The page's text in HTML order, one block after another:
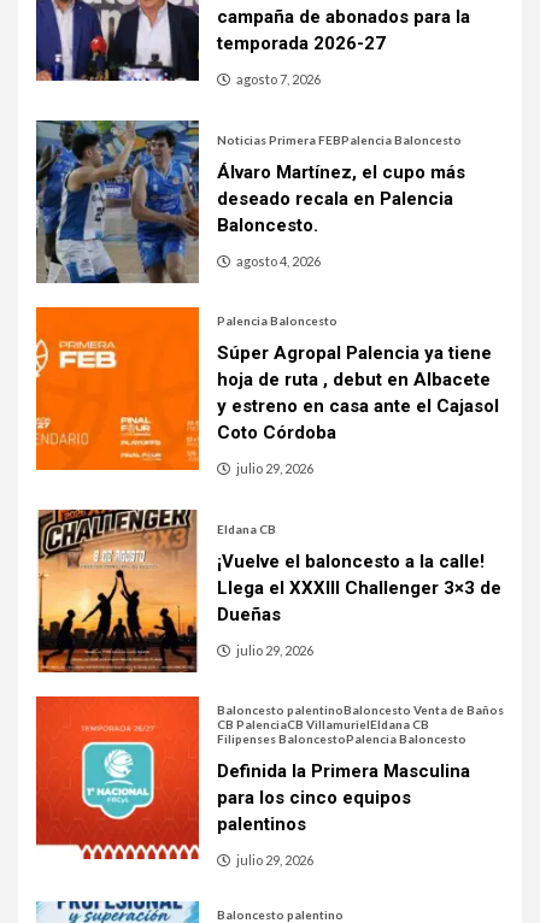
campaña de abonados para la
temporada 2026-27
agosto 7, 2026
Noticias Primera FEBPalencia Baloncesto
Álvaro Martínez, el cupo más
deseado recala en Palencia
Baloncesto.
agosto 4, 2026
Palencia Baloncesto
Súper Agropal Palencia ya tiene
hoja de ruta , debut en Albacete
y estreno en casa ante el Cajasol
Coto Córdoba
julio 29, 2026
Eldana CB
¡Vuelve el baloncesto a la calle!
Llega el XXXIII Challenger 3×3 de
Dueñas
julio 29, 2026
Baloncesto palentinoBaloncesto Venta de Baños
CB PalenciaCB VillamurielEldana CB
Filipenses BaloncestoPalencia Baloncesto
Definida la Primera Masculina
para los cinco equipos
palentinos
julio 29, 2026
Baloncesto palentino